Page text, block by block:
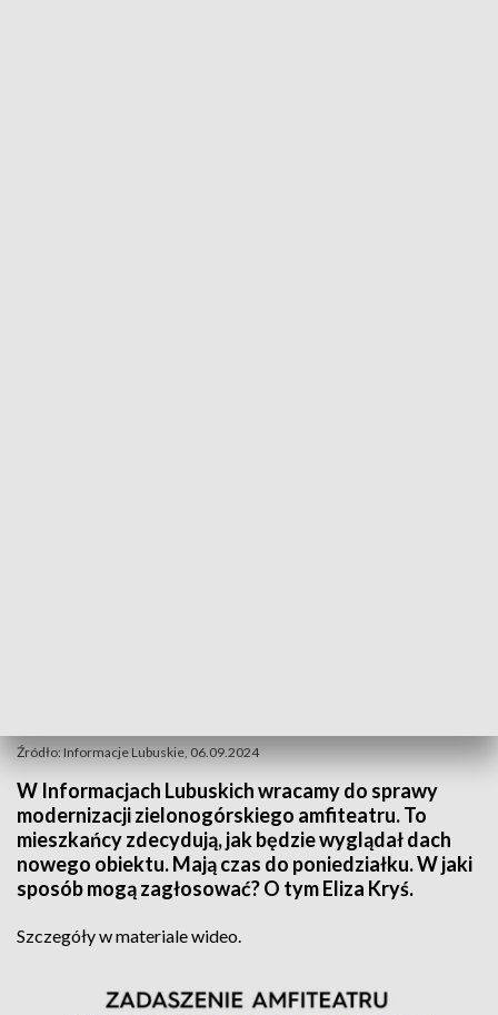
Źródło: Informacje Lubuskie, 06.09.2024
W Informacjach Lubuskich wracamy do sprawy
modernizacji zielonogórskiego amfiteatru. To
mieszkańcy zdecydują, jak będzie wyglądał dach
nowego obiektu. Mają czas do poniedziałku. W jaki
sposób mogą zagłosować? O tym Eliza Kryś.
Szczegóły w materiale wideo.